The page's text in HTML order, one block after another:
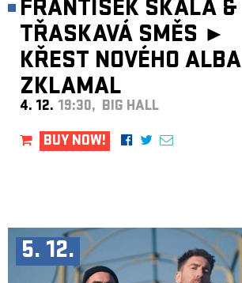
FRANTIŠEK SKÁLA &
TŘASKAVÁ SMĚS ►
KŘEST NOVÉHO ALBA
ZKLAMAL
4. 12. 19:30, BIG HALL
BUY NOW!
5. 12.